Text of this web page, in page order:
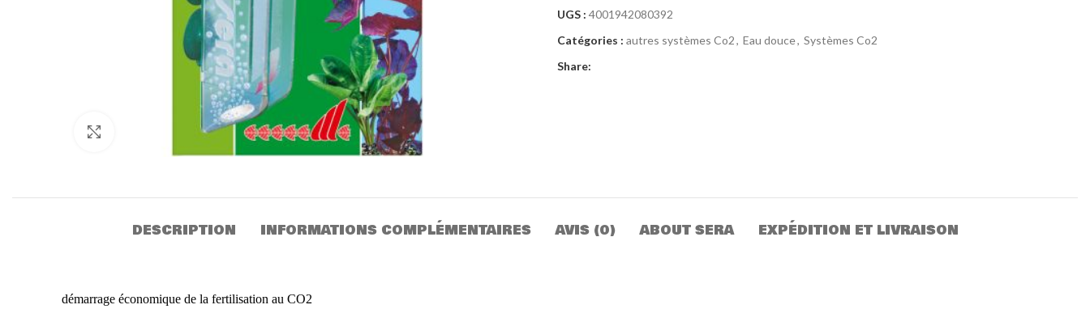
UGS : 4001942080392
Catégories : autres systèmes Co2, Eau douce, Systèmes Co2
Share:
DESCRIPTION INFORMATIONS COMPLÉMENTAIRES AVIS (0) ABOUT SERA EXPÉDITION ET LIVRAISON
démarrage économique de la fertilisation au CO2